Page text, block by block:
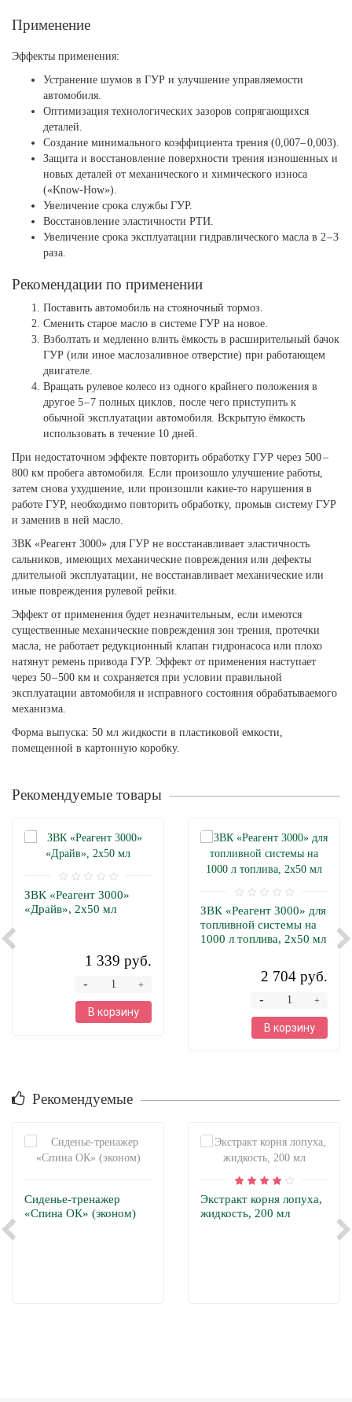
Применение
Эффекты применения:
Устранение шумов в ГУР и улучшение управляемости
автомобиля.
Оптимизация технологических зазоров сопрягающихся
деталей.
Создание минимального коэффициента трения (0,007– 0,003).
Защита и восстановление поверхности трения изношенных и
новых деталей от механического и химического износа
(«Know-How»).
Увеличение срока службы ГУР.
Восстановление эластичности РТИ.
Увеличение срока эксплуатации гидравлического масла в 2 – 3
раза.
Рекомендации по применении
Поставить автомобиль на стояночный тормоз.
Сменить старое масло в системе ГУР на новое.
Взболтать и медленно влить ёмкость в расширительный бачок
ГУР (или иное маслозаливное отверстие) при работающем
двигателе.
Вращать рулевое колесо из одного крайнего положения в
другое 5 – 7 полных циклов, после чего приступить к
обычной эксплуатации автомобиля. Вскрытую ёмкость
использовать в течение 10 дней.
При недостаточном эффекте повторить обработку ГУР через 500 –
800 км пробега автомобиля. Если произошло улучшение работы,
затем снова ухудшение, или произошли какие-то нарушения в
работе ГУР, необходимо повторить обработку, промыв систему ГУР
и заменив в ней масло.
ЗВК «Реагент 3000» для ГУР не восстанавливает эластичность
сальников, имеющих механические повреждения или дефекты
длительной эксплуатации, не восстанавливает механические или
иные повреждения рулевой рейки.
Эффект от применения будет незначительным, если имеются
существенные механические повреждения зон трения, протечки
масла, не работает редукционный клапан гидронасоса или плохо
натянут ремень привода ГУР. Эффект от применения наступает
через 50 – 500 км и сохраняется при условии правильной
эксплуатации автомобиля и исправного состояния обрабатываемого
механизма.
Форма выпуска: 50 мл жидкости в пластиковой емкости,
помещенной в картонную коробку.
Рекомендуемые товары
ЗВК «Реагент 3000»
«Драйв», 2х50 мл
1 339 руб.
+
-
В корзину
ЗВК «Реагент 3000» для
топливной системы на
1000 л топлива, 2х50 мл
2 704 руб.
+
-
В корзину
Рекомендуемые
Сиденье-тренажер
«Спина ОК» (эконом)
Экстракт корня лопуха,
жидкость, 200 мл